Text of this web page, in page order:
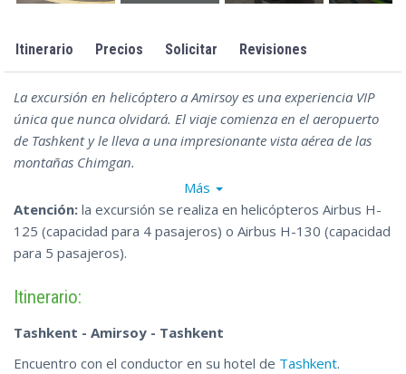
Itinerario Precios Solicitar Revisiones
La excursión en helicóptero a Amirsoy es una experiencia VIP
única que nunca olvidará. El viaje comienza en el aeropuerto
de Tashkent y le lleva a una impresionante vista aérea de las
montañas Chimgan.
La experiencia comienza con un traslado sin complicaciones
desde su hotel hasta el aeropuerto de Tashkent. Mientras surca
los cielos en un vuelo de media hora, podrá contemplar a vista
de pájaro las principales atracciones del este de Tashkent, las
Chirchik e incluso el deslumbrante embalse de Charvak. No
occidental del Tian Shan, la Gran Montaña Chimgan.
Una vez que aterrice, dispondrá de tiempo libre para explorar
Más
Atención: la excursión se realiza en helicópteros Airbus H-
125 (capacidad para 4 pasajeros) o Airbus H-130 (capacidad
para 5 pasajeros).
Itinerario:
Tashkent - Amirsoy - Tashkent
Encuentro con el conductor en su hotel de Tashkent.